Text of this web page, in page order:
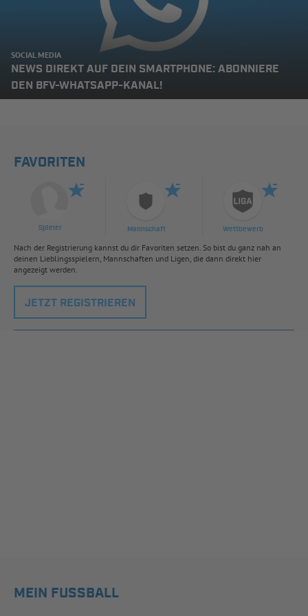
SOCIAL MEDIA
NEWS DIREKT AUF DEIN SMARTPHONE: ABONNIERE
DEN BFV-WHATSAPP-KANAL!
FAVORITEN
Spieler Mannschaft Wettbewerb
Nach der Registrierung kannst du dir Favoriten setzen. So bist du ganz nah an
deinen Lieblingsspielern, Mannschaften und Ligen, die dann direkt hier
angezeigt werden.
JETZT REGISTRIEREN
MEIN FUSSBALL